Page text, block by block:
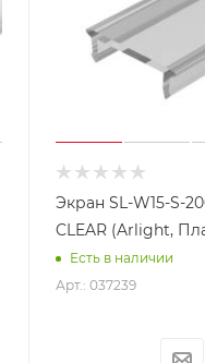
Экран SL-W15-S-
CLEAR (Arlight,
Есть в наличии
Арт.: 037239